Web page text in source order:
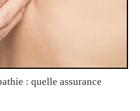
: quelle assurance